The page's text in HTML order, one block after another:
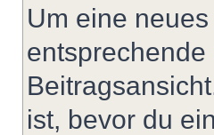
Um eine
ist, bevor du